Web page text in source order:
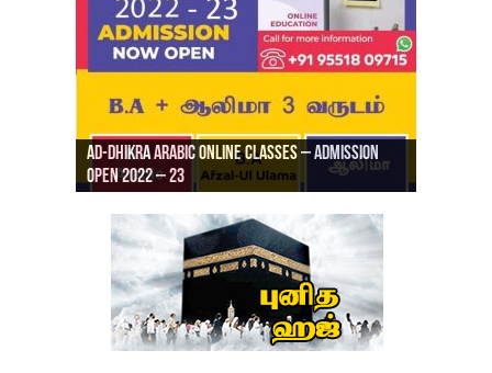
Ad-Dhikra Arabic Online Classes – Admission
Open 2022 – 23
Ad-Dhikra Arabic Online Classes – BA Arabic
AD DHIKRA ARABIC COLLEGE ADMISSION
ரியாத் ஜும்ஆ தமிழாக்கம், Jamia Al Hajiri
Masjid (Kuwait Masjid), Malaz, Riyadh